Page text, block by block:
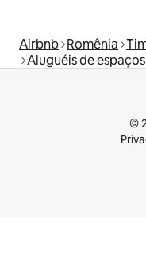
Airbnb Romênia
Aluguéis de
©